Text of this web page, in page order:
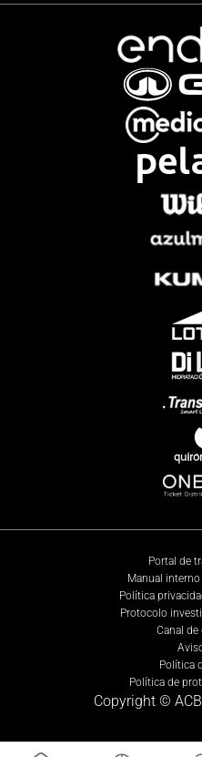
Portal de
Manual
Política
Protocolo
Canal
Política
Política de
Copyright ©